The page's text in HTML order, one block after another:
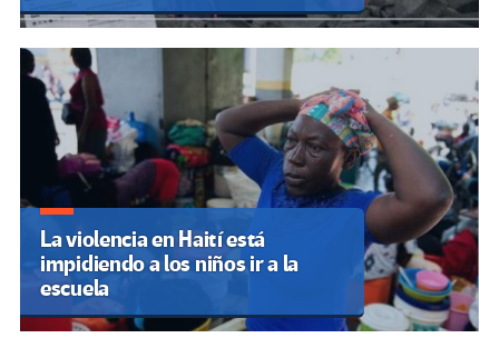
La violencia en Haití está
impidiendo a los niños ir a la
escuela